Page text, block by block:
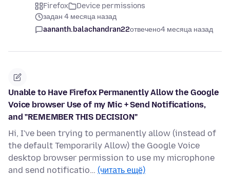
Firefox
Device permissions
задан 4 месяца назад
aananth.balachandran22отвечено4 месяца назад
Unable to Have Firefox Permanently Allow the Google
Voice browser Use of my Mic + Send Notifications,
and "REMEMBER THIS DECISION"
Hi, I've been trying to permanently allow (instead of
the default Temporarily Allow) the Google Voice
desktop browser permission to use my microphone
and send notificatio… (читать ещё)